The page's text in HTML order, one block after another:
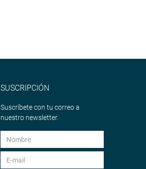
SUSCRIPCIÓN
Suscríbete con tu correo a
nuestro newsletter.